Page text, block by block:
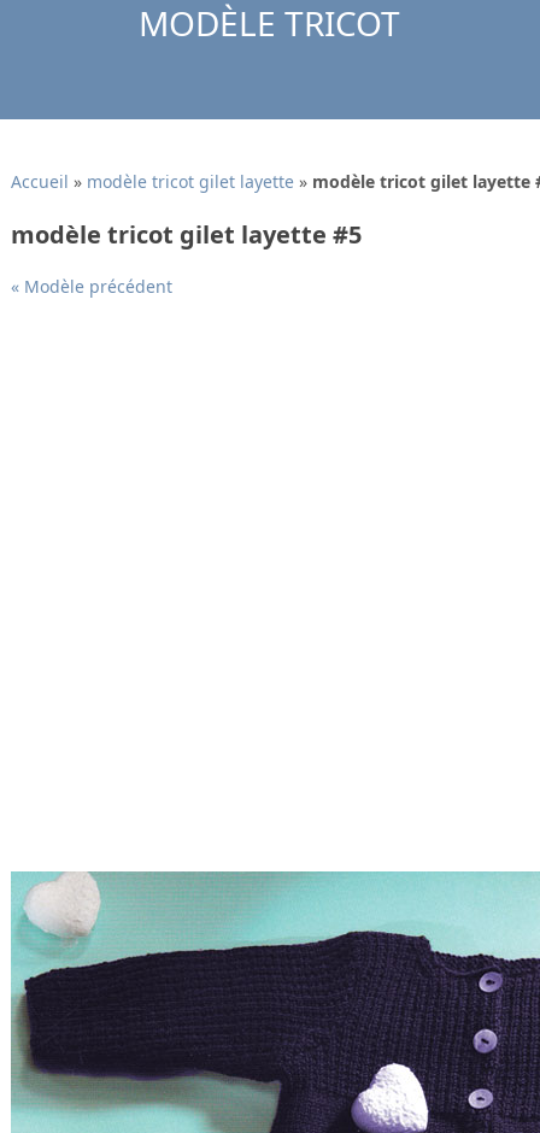
MODÈLE TRICOT
Accueil » modèle tricot gilet layette» modèle tricot gilet layette
modèle tricot gilet layette #5
« Modèle précédent